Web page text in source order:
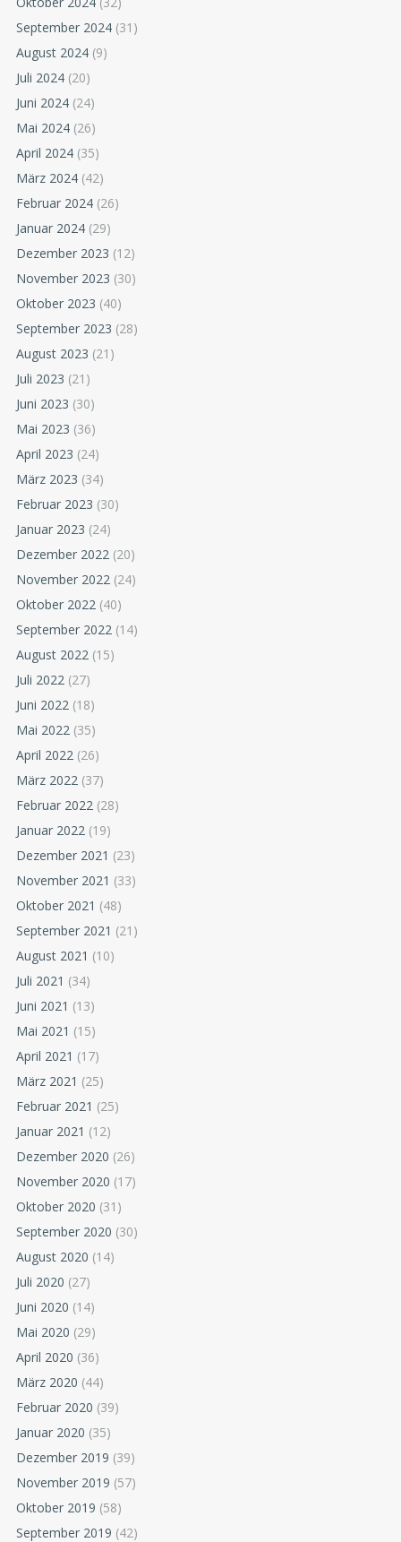
September 2024 (31)
August 2024 (9)
Juli 2024 (20)
Juni 2024 (24)
Mai 2024 (26)
April 2024 (35)
März 2024 (42)
Februar 2024 (26)
Januar 2024 (29)
Dezember 2023 (12)
November 2023 (30)
Oktober 2023 (40)
September 2023 (28)
August 2023 (21)
Juli 2023 (21)
Juni 2023 (30)
Mai 2023 (36)
April 2023 (24)
März 2023 (34)
Februar 2023 (30)
Januar 2023 (24)
Dezember 2022 (20)
November 2022 (24)
Oktober 2022 (40)
September 2022 (14)
August 2022 (15)
Juli 2022 (27)
Juni 2022 (18)
Mai 2022 (35)
April 2022 (26)
März 2022 (37)
Februar 2022 (28)
Januar 2022 (19)
Dezember 2021 (23)
November 2021 (33)
Oktober 2021 (48)
September 2021 (21)
August 2021 (10)
Juli 2021 (34)
Juni 2021 (13)
Mai 2021 (15)
April 2021 (17)
März 2021 (25)
Februar 2021 (25)
Januar 2021 (12)
Dezember 2020 (26)
November 2020 (17)
Oktober 2020 (31)
September 2020 (30)
August 2020 (14)
Juli 2020 (27)
Juni 2020 (14)
Mai 2020 (29)
April 2020 (36)
März 2020 (44)
Februar 2020 (39)
Januar 2020 (35)
Dezember 2019 (39)
November 2019 (57)
Oktober 2019 (58)
September 2019 (42)